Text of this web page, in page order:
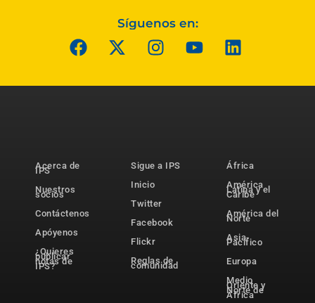
Síguenos en:
Acerca de
IPS
Nuestros
socios
Contáctenos
Apóyenos
¿Quieres
publicar
notas de
IPS?
Sigue a IPS
Inicio
Twitter
Facebook
Flickr
Reglas de
comunidad
África
América
Latina y el
Caribe
América del
Norte
Asia-
Pacífico
Europa
Medio
Oriente y
Norte de
África